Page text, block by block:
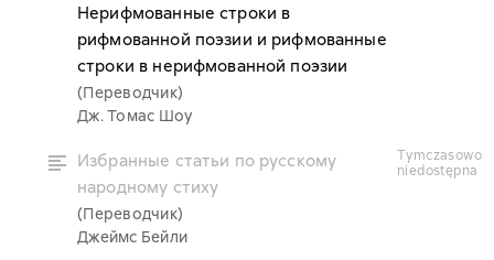
Нерифмованные строки в
рифмованной поэзии и рифмованные
строки в нерифмованной поэзии
(Переводчик)
Дж. Томас Шоу
Избранные статьи по русскому
народному стиху
(Переводчик)
Джеймс Бейли
tymczasowo
niedostępna